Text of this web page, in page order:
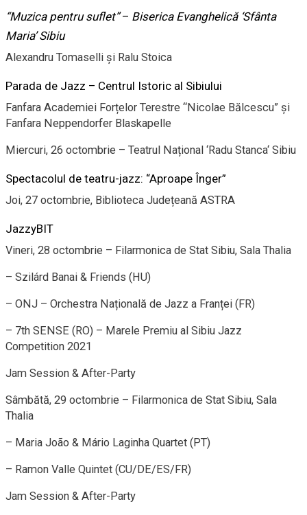
“Muzica pentru suflet”– Biserica Evanghelică ‘Sfânta
Maria’ Sibiu
Alexandru Tomaselli și Ralu Stoica
Parada de Jazz – Centrul Istoric al Sibiului
Fanfara Academiei Forțelor Terestre “Nicolae Bălcescu” și
Fanfara Neppendorfer Blaskapelle
Miercuri, 26 octombrie – Teatrul Național ‘Radu Stanca‘ Sibiu
Spectacolul de teatru-jazz: “Aproape Înger”
Joi, 27 octombrie, Biblioteca Județeană ASTRA
JazzyBIT
Vineri, 28 octombrie – Filarmonica de Stat Sibiu, Sala Thalia
– Szilárd Banai & Friends (HU)
– ONJ – Orchestra Națională de Jazz a Franței (FR)
– 7th SENSE (RO) – Marele Premiu al Sibiu Jazz
Competition 2021
Jam Session & After-Party
Sâmbătă, 29 octombrie – Filarmonica de Stat Sibiu, Sala
Thalia
– Maria João & Mário Laginha Quartet (PT)
– Ramon Valle Quintet (CU/DE/ES/FR)
Jam Session & After-Party